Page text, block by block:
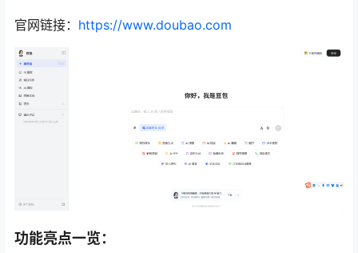
官网链接： https://www.doubao.com
功能亮点一览：